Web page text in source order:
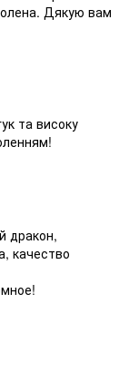
Дякую вам
та високу
дракон,
качество